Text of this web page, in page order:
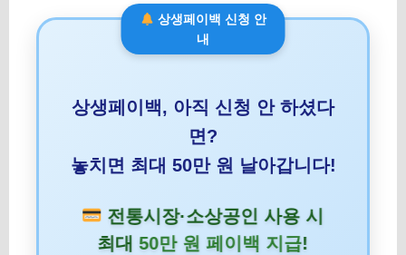
상생페이백 신청 안
내
상생페이백, 아직 신청 안 하셨다
면?
놓치면 최대 50만 원 날아갑니다!
전통시장·소상공인 사용 시
최대50만 원 페이백 지급!